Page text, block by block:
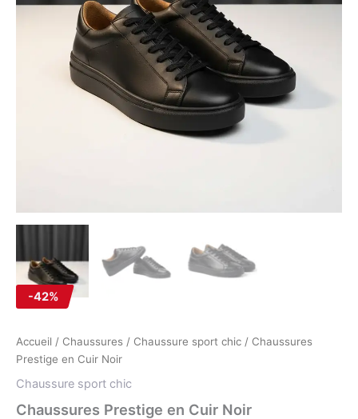
-42%
Accueil / Chaussures / Chaussure sport chic / Chaussures
Prestige en Cuir Noir
Chaussure sport chic
Chaussures Prestige en Cuir Noir